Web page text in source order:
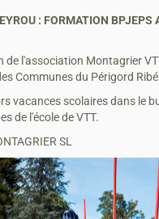
: FORMATION BPJEPS
de l'association Montagrier
Communes du Périgord
vacances scolaires dans le
de l'école de VTT.
SL